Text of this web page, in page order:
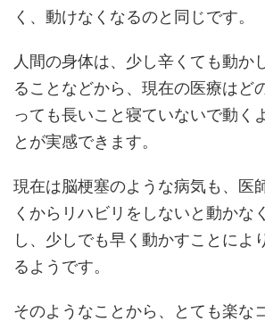
く、動けなくなるのと同じです。
人間の身体は、少し辛くても動か
ることなどから、現在の医療はど
っても長いこと寝ていないで動く
とが実感できます。
現在は脳梗塞のような病気も、医
くからリハビリをしないと動かな
し、少しでも早く動かすことによ
るようです。
そのようなことから、とても楽な